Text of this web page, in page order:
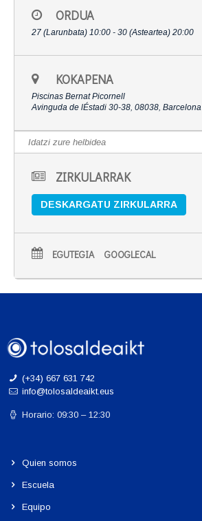
ORDUA
27 (Larunbata) 10:00 - 30 (Asteartea) 20:00
KOKAPENA
Piscinas Bernat Picornell
Avinguda de lÉstadi 30-38, 08038, Barcelona
ZIRKULARRAK
DESKARGATU ZIRKULARRA
EGUTEGIA GOOGLECAL
(+34) 667 631 742
info@tolosaldeaikt.eus
Horario: 09:30 – 12:30
Quien somos
Escuela
Equipo